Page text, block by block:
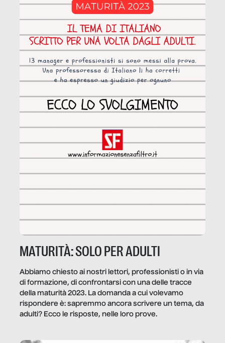
MATURITÀ: SOLO PER ADULTI
Abbiamo chiesto ai nostri lettori, professionisti o in via
di formazione, di confrontarsi con una delle tracce
della maturità 2023. La domanda a cui volevamo
rispondere è: sapremmo ancora scrivere un tema, da
adulti? Ecco le risposte, nelle loro prove.